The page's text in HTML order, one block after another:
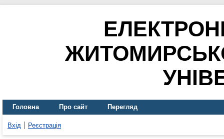
Головна Про сайт Перегляд
Вхід Реєстрація